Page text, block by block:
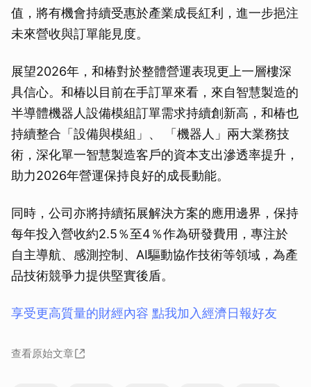
值，將有機會持續受惠於產業成長紅利，進一步挹注
未來營收與訂單能見度。
展望2026年，和椿對於整體營運表現更上一層樓深
具信心。和椿以目前在手訂單來看，來自智慧製造的
半導體機器人設備模組訂單需求持續創新高，和椿也
持續整合「設備與模組」、 「機器人」兩大業務技
術，深化單一智慧製造客戶的資本支出滲透率提升，
助力2026年營運保持良好的成長動能。
同時，公司亦將持續拓展解決方案的應用邊界，保持
每年投入營收約2.5％至4％作為研發費用，專注於
自主導航、感測控制、AI驅動協作技術等領域，為產
品技術競爭力提供堅實後盾。
享受更高質量的財經內容 點我加入經濟日報好友
查看原始文章